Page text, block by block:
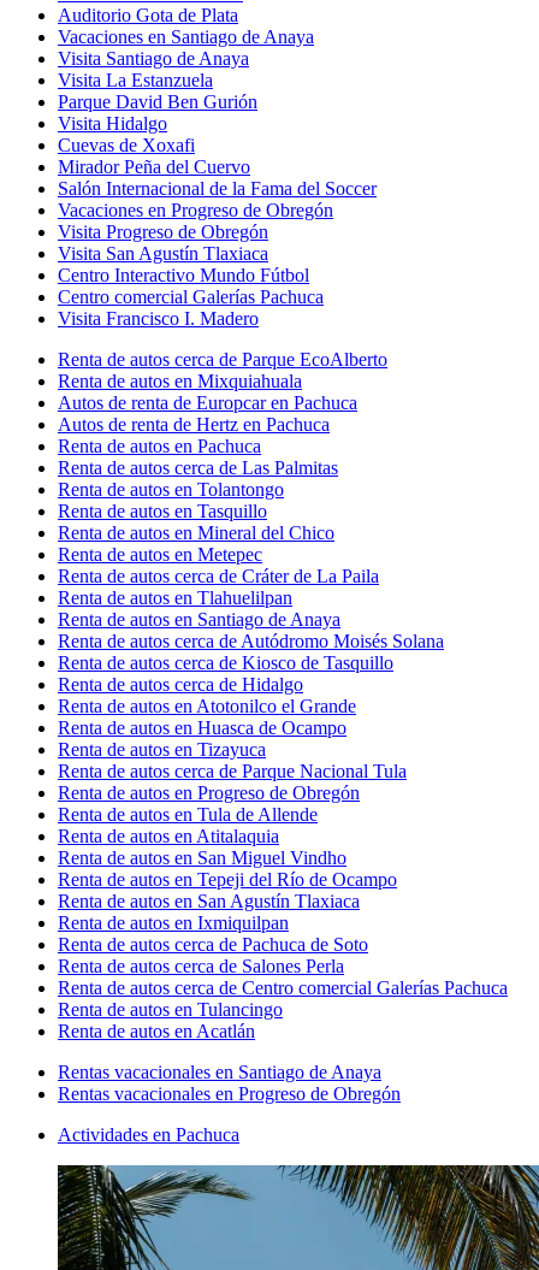
Auditorio Gota de Plata
Vacaciones en Santiago de Anaya
Visita Santiago de Anaya
Visita La Estanzuela
Parque David Ben Gurión
Visita Hidalgo
Cuevas de Xoxafi
Mirador Peña del Cuervo
Salón Internacional de la Fama del Soccer
Vacaciones en Progreso de Obregón
Visita Progreso de Obregón
Visita San Agustín Tlaxiaca
Centro Interactivo Mundo Fútbol
Centro comercial Galerías Pachuca
Visita Francisco I. Madero
Renta de autos cerca de Parque EcoAlberto
Renta de autos en Mixquiahuala
Autos de renta de Europcar en Pachuca
Autos de renta de Hertz en Pachuca
Renta de autos en Pachuca
Renta de autos cerca de Las Palmitas
Renta de autos en Tolantongo
Renta de autos en Tasquillo
Renta de autos en Mineral del Chico
Renta de autos en Metepec
Renta de autos cerca de Cráter de La Paila
Renta de autos en Tlahuelilpan
Renta de autos en Santiago de Anaya
Renta de autos cerca de Autódromo Moisés Solana
Renta de autos cerca de Kiosco de Tasquillo
Renta de autos cerca de Hidalgo
Renta de autos en Atotonilco el Grande
Renta de autos en Huasca de Ocampo
Renta de autos en Tizayuca
Renta de autos cerca de Parque Nacional Tula
Renta de autos en Progreso de Obregón
Renta de autos en Tula de Allende
Renta de autos en Atitalaquia
Renta de autos en San Miguel Vindho
Renta de autos en Tepeji del Río de Ocampo
Renta de autos en San Agustín Tlaxiaca
Renta de autos en Ixmiquilpan
Renta de autos cerca de Pachuca de Soto
Renta de autos cerca de Salones Perla
Renta de autos cerca de Centro comercial Galerías Pachuca
Renta de autos en Tulancingo
Renta de autos en Acatlán
Rentas vacacionales en Santiago de Anaya
Rentas vacacionales en Progreso de Obregón
Actividades en Pachuca